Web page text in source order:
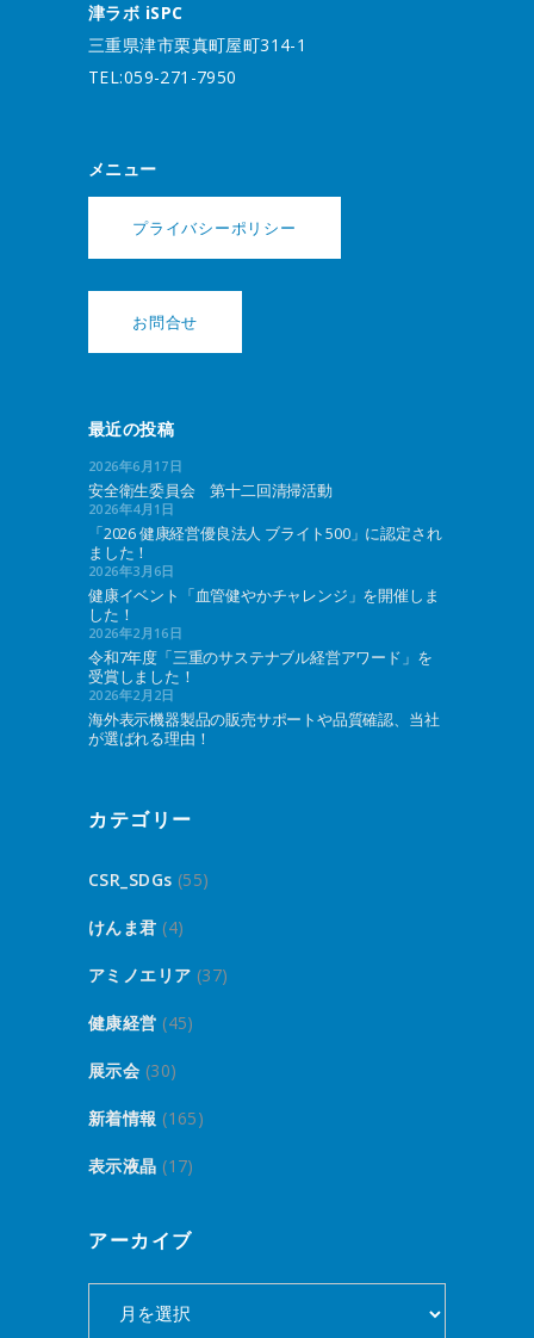
津ラボ iSPC
三重県津市栗真町屋町314-1
TEL:059-271-7950
メニュー
プライバシーポリシー
お問合せ
最近の投稿
2026年6月17日
安全衛生委員会 第十二回清掃活動
2026年4月1日
「2026 健康経営優良法人 ブライト500」に認定され
ました！
2026年3月6日
健康イベント「血管健やかチャレンジ」を開催しま
した！
2026年2月16日
令和7年度「三重のサステナブル経営アワード」を
受賞しました！
2026年2月2日
海外表示機器製品の販売サポートや品質確認、当社
が選ばれる理由！
カテゴリー
CSR_SDGs (55)
けんま君 (4)
アミノエリア (37)
健康経営 (45)
展示会 (30)
新着情報 (165)
表示液晶 (17)
アーカイブ